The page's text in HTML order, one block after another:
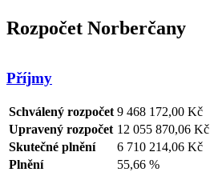
Rozpočet Norberčany
Příjmy
Schválený rozpočet 9 468 172,00 Kč
Upravený rozpočet 12 055 870,06 Kč
Skutečné plnění
6 710 214,06 Kč
Plnění
55,66 %